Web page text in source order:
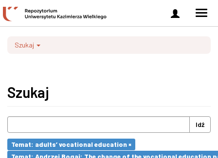
Zaloguj
się
Szukaj
Szukaj
Idź
Temat: adults’ vocational education ×
Temat: Andrzej Bogaj: The change of the vocational education